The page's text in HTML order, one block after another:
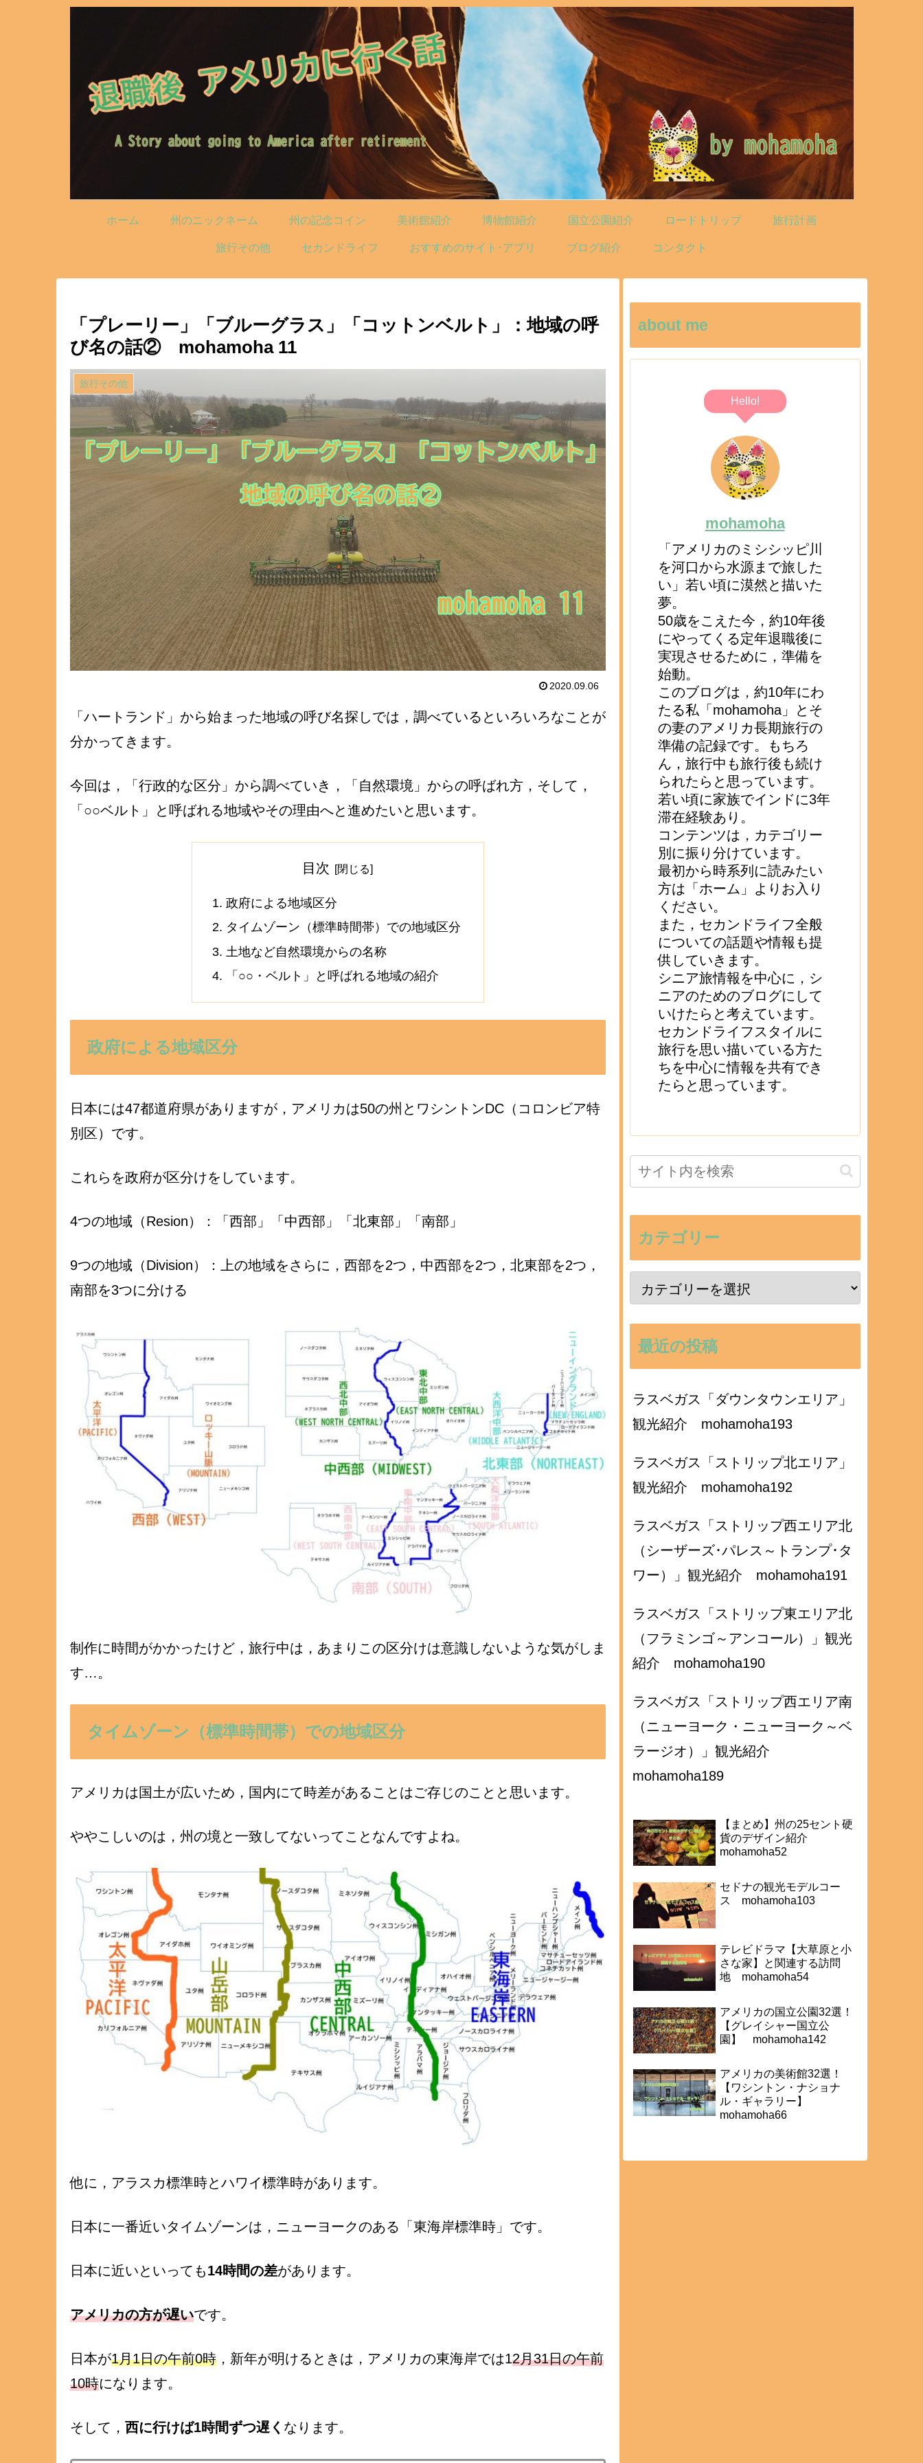
ホーム 州のニックネーム 州の記念コイン 美術館紹介 博物館紹介 国立公園紹介 ロードトリップ 旅行計画
旅行その他 セカンドライフ おすすめのサイト･アプリ ブログ紹介 コンタクト
「プレーリー」「ブルーグラス」「コットンベルト」：地域の呼
び名の話② mohamoha 11
旅行その他
2020.09.06
「ハートランド」から始まった地域の呼び名探しでは，調べているといろいろなことが
分かってきます。
今回は，「行政的な区分」から調べていき，「自然環境」からの呼ばれ方，そして，
「○○ベルト」と呼ばれる地域やその理由へと進めたいと思います。
目次
政府による地域区分
タイムゾーン（標準時間帯）での地域区分
土地など自然環境からの名称
「○○・ベルト」と呼ばれる地域の紹介
政府による地域区分
日本には47都道府県がありますが，アメリカは50の州とワシントンDC（コロンビア特
別区）です。
これらを政府が区分けをしています。
4つの地域（Resion）：「西部」「中西部」「北東部」「南部」
9つの地域（Division）：上の地域をさらに，西部を2つ，中西部を2つ，北東部を2つ，
南部を3つに分ける
制作に時間がかかったけど，旅行中は，あまりこの区分けは意識しないような気がしま
す…。
タイムゾーン（標準時間帯）での地域区分
アメリカは国土が広いため，国内にて時差があることはご存じのことと思います。
ややこしいのは，州の境と一致してないってことなんですよね。
他に，アラスカ標準時とハワイ標準時があります。
日本に一番近いタイムゾーンは，ニューヨークのある「東海岸標準時」です。
日本に近いといっても14時間の差があります。
アメリカの方が遅いです。
日本が1月1日の午前0時，新年が明けるときは，アメリカの東海岸では12月31日の午前
10時になります。
そして， 西に行けば1時間ずつ遅く なります。
about me
Hello!
mohamoha
「アメリカのミシシッピ川
を河口から水源まで旅した
い」若い頃に漠然と描いた
夢。
50歳をこえた今，約10年後
にやってくる定年退職後に
実現させるために，準備を
始動。
このブログは，約10年にわ
たる私「mohamoha」とそ
の妻のアメリカ長期旅行の
準備の記録です。もちろ
ん，旅行中も旅行後も続け
られたらと思っています。
若い頃に家族でインドに3年
滞在経験あり。
コンテンツは，カテゴリー
別に振り分けています。
最初から時系列に読みたい
方は「ホーム」よりお入り
ください。
また，セカンドライフ全般
についての話題や情報も提
供していきます。
シニア旅情報を中心に，シ
ニアのためのブログにして
いけたらと考えています。
セカンドライフスタイルに
旅行を思い描いている方た
ちを中心に情報を共有でき
たらと思っています。
カテゴリー
最近の投稿
ラスベガス「ダウンタウンエリア」
観光紹介 mohamoha193
ラスベガス「ストリップ北エリア」
観光紹介 mohamoha192
ラスベガス「ストリップ西エリア北
（シーザーズ･パレス～トランプ･タ
ワー）」観光紹介 mohamoha191
ラスベガス「ストリップ東エリア北
（フラミンゴ～アンコール）」観光
紹介 mohamoha190
ラスベガス「ストリップ西エリア南
（ニューヨーク・ニューヨーク～ベ
ラージオ）」観光紹介
mohamoha189
【まとめ】州の25セント硬
貨のデザイン紹介
mohamoha52
セドナの観光モデルコー
ス mohamoha103
テレビドラマ【大草原と小
さな家】と関連する訪問
地 mohamoha54
アメリカの国立公園32選！
【グレイシャー国立公
園】 mohamoha142
アメリカの美術館32選！
【ワシントン・ナショナ
ル・ギャラリー】
mohamoha66